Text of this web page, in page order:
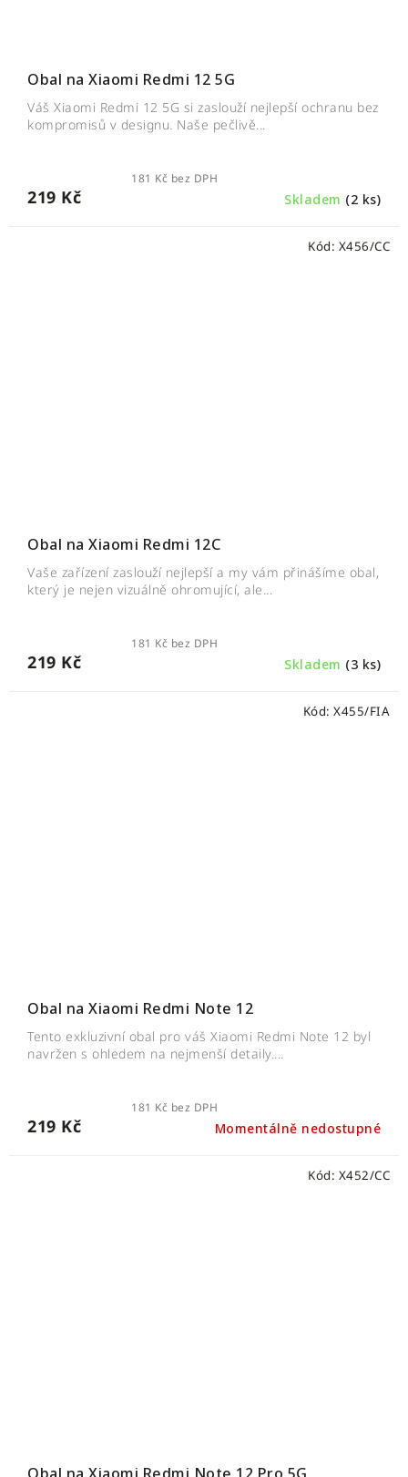
Obal na Xiaomi Redmi 12 5G
Skladem (2 ks)
181 Kč bez DPH
219 Kč
Váš Xiaomi Redmi 12 5G si zaslouží nejlepší ochranu bez
kompromisů v designu. Naše pečlivě...
Obal na Xiaomi Redmi 12C
Skladem (3 ks)
181 Kč bez DPH
219 Kč
Vaše zařízení zaslouží nejlepší a my vám přinášíme obal,
který je nejen vizuálně ohromující, ale...
Kód: X456/CC
Obal na Xiaomi Redmi Note 12
Momentálně nedostupné
181 Kč bez DPH
219 Kč
Tento exkluzivní obal pro váš Xiaomi Redmi Note 12 byl
navržen s ohledem na nejmenší detaily....
Kód: X455/FIA
Kód: X452/CC